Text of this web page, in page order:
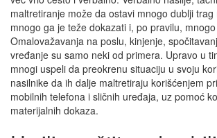
maltretiranje može da ostavi mnogo dublji
mnogo ga je teže dokazati i, po pravilu,
Omalovažavanja na poslu, kinjenje,
vređanje su samo neki od primera. Upravo u
mnogi uspeli da preokrenu situaciju u svoju
nasilnike da ih dalje maltretiraju korišćenjem
mobilnih telefona i sličnih uređaja, uz pomoć
materijalnih dokaza.